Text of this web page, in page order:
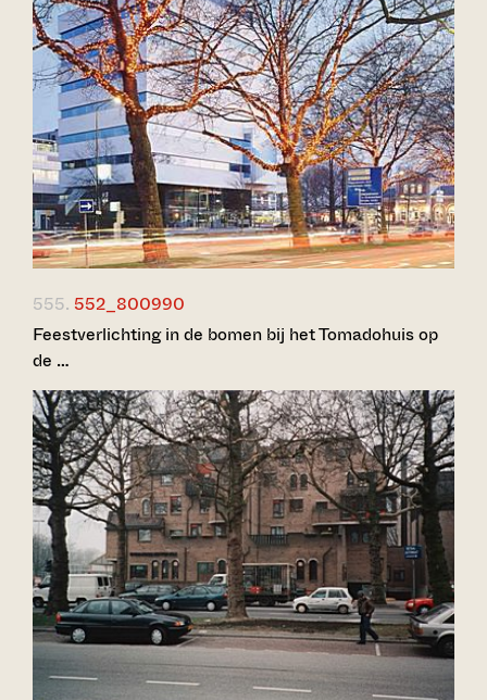
555. 552_800990
Feestverlichting in de bomen bij het Tomadohuis op
de …